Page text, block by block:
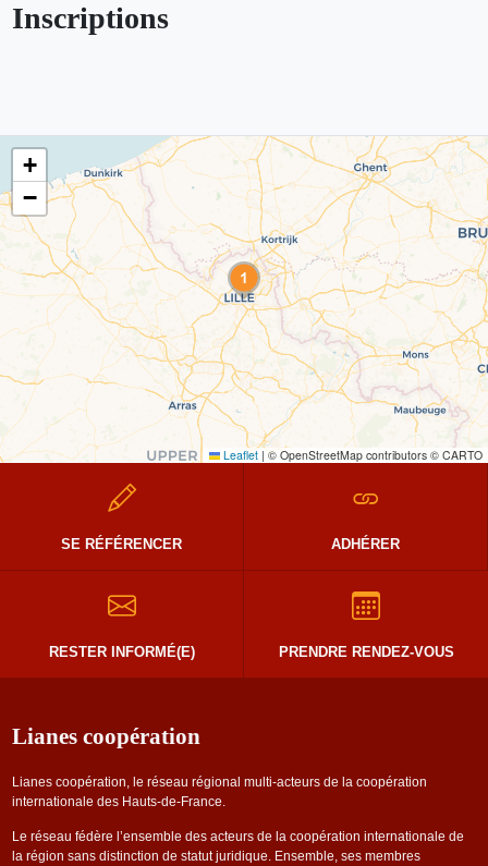
Inscriptions
+
−
Leaflet | © OpenStreetMap contributors © CARTO
SE RÉFÉRENCER ADHÉRER
RESTER INFORMÉ(E) PRENDRE RENDEZ-VOUS
Lianes coopération
Lianes coopération, le réseau régional multi-acteurs de la coopération
internationale des Hauts-de-France.
Le réseau fédère l’ensemble des acteurs de la coopération internationale de
la région sans distinction de statut juridique. Ensemble, ses membres